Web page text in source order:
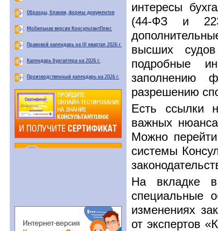
Образцы, бланки, формы документов
Мобильная версия КонсультантПлюс
Правовой календарь на III квартал 2026 г.
Календарь бухгалтера на 2026 г.
Производственный календарь на 2026 г.
интересы
(44-ФЗ и
высших
подробные
заполнению
разрешению
Есть ссылки
важных
Можно
системы
На вкладке
специальные
изменениях
от экспертов